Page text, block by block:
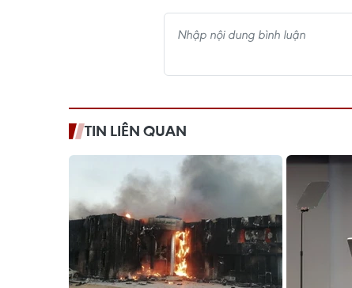
TIN LIÊN QUAN